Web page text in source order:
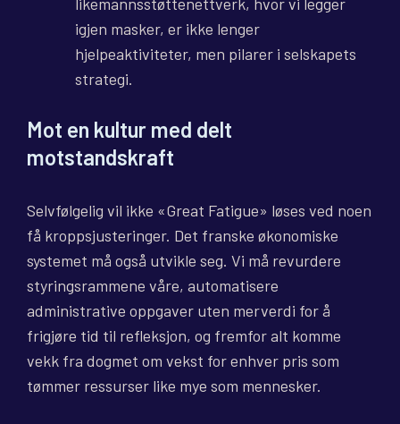
likemannsstøttenettverk, hvor vi legger
igjen masker, er ikke lenger
hjelpeaktiviteter, men pilarer i selskapets
strategi.
Mot en kultur med delt
motstandskraft
Selvfølgelig vil ikke «Great Fatigue» løses ved noen
få kroppsjusteringer. Det franske økonomiske
systemet må også utvikle seg. Vi må revurdere
styringsrammene våre, automatisere
administrative oppgaver uten merverdi for å
frigjøre tid til refleksjon, og fremfor alt komme
vekk fra dogmet om vekst for enhver pris som
tømmer ressurser like mye som mennesker.